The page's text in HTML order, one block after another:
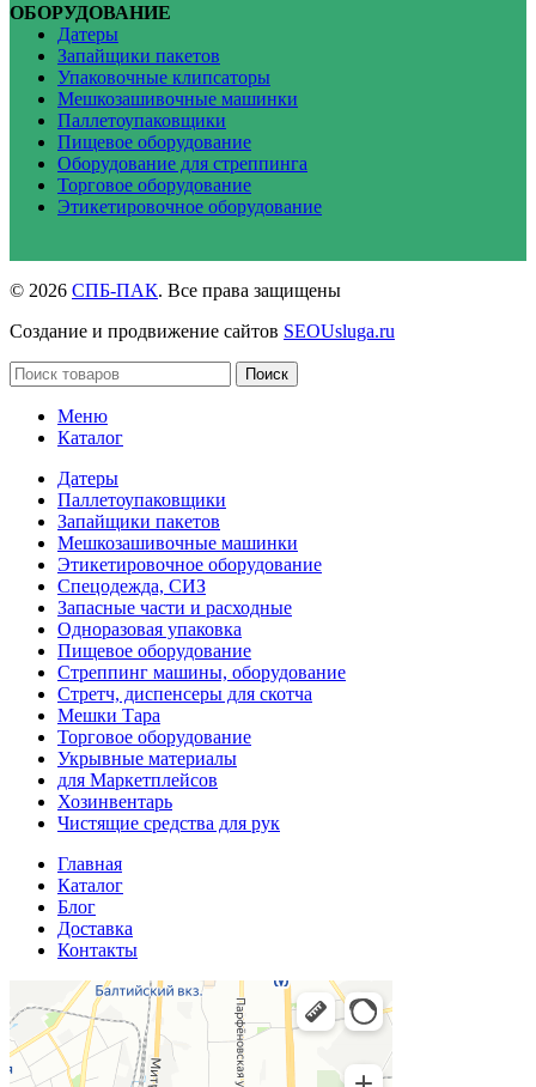
ОБОРУДОВАНИЕ
Датеры
Запайщики пакетов
Упаковочные клипсаторы
Мешкозашивочные машинки
Паллетоупаковщики
Пищевое оборудование
Оборудование для стреппинга
Торговое оборудование
Этикетировочное оборудование
© 2026 СПБ-ПАК. Все права защищены
Создание и продвижение сайтов SEOUsluga.ru
Поиск
Меню
Каталог
Датеры
Паллетоупаковщики
Запайщики пакетов
Мешкозашивочные машинки
Этикетировочное оборудование
Спецодежда, СИЗ
Запасные части и расходные
Одноразовая упаковка
Пищевое оборудование
Стреппинг машины, оборудование
Стретч, диспенсеры для скотча
Мешки Тара
Торговое оборудование
Укрывные материалы
для Маркетплейсов
Хозинвентарь
Чистящие средства для рук
Главная
Каталог
Блог
Доставка
Контакты